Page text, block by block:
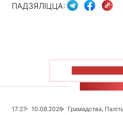
ПАДЗЯЛІЦЦА:
17:27 10.08.2026
Грамадства,